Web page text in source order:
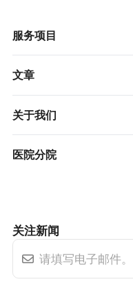
服务项目
文章
关于我们
医院分院
关注新闻